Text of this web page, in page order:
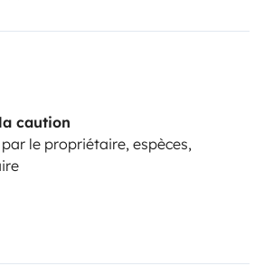
caution
le propriétaire, espèces,